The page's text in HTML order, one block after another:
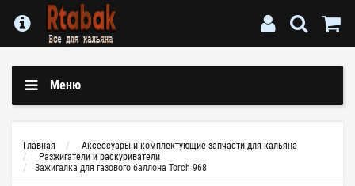
Меню
Главная
Аксессуары и комплектующие запчасти для кальяна
Разжигатели и раскуриватели
Зажигалка для газового баллона Torch 968